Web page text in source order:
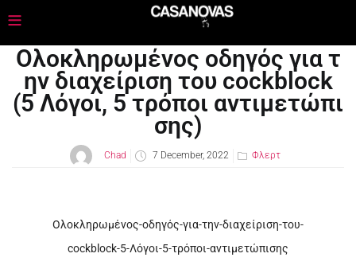
Ολοκληρωμένος οδηγός για τ
ην διαχείριση του cockblock
(5 Λόγοι, 5 τρόποι αντιμετώπι
σης)
Chad 7 December, 2022 Φλερτ
Ολοκληρωμένος-οδηγός-για-την-διαχείριση-του-
cockblock-5-Λόγοι-5-τρόποι-αντιμετώπισης